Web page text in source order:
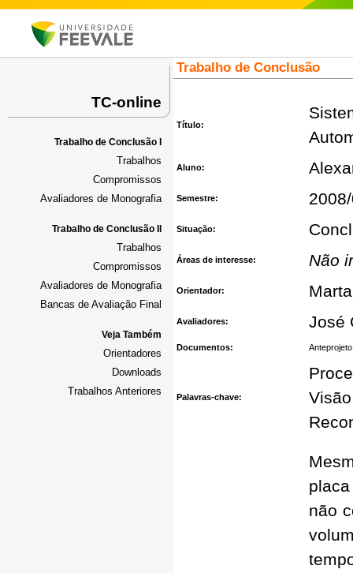
TC-online
Trabalho de Conclusão I
Trabalhos
Compromissos
Avaliadores de Monografia
Trabalho de Conclusão II
Trabalhos
Compromissos
Avaliadores de Monografia
Bancas de Avaliação Final
Veja Também
Orientadores
Downloads
Trabalhos Anteriores
Trabalho de Conclusão
Título:
Aluno:
Semestre:
Situação:
Áreas de interesse: Não
Orientador:
Avaliadores: José
Documentos: Anteprojeto
Palavras-chave:
não